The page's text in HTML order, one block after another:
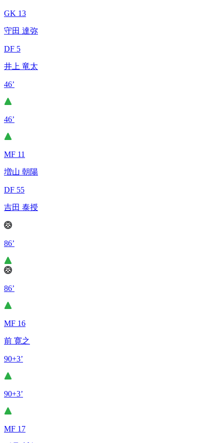
GK 13
守田 達弥
DF 5
井上 竜太
46’
46’
MF 11
増山 朝陽
DF 55
吉田 泰授
86’
86’
MF 16
前 寛之
90+3’
90+3’
MF 17